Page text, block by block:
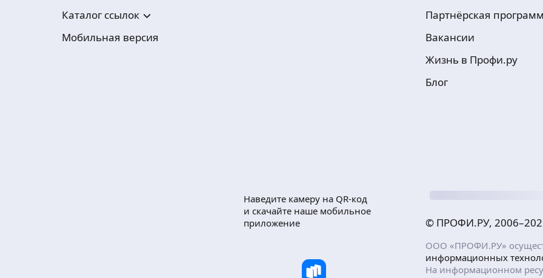
Каталог ссылок
Мобильная версия
Партнёрская
Вакансии
Жизнь в Профи.ру
Блог
Наведите камеру на QR-код
и скачайте наше мобильное
приложение
© ПРОФИ.РУ, 2006–
ООО «ПРОФИ.РУ»
информационных
На информационном